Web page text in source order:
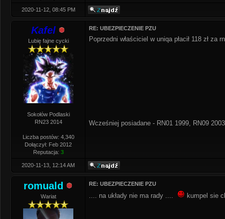
2020-11-12, 08:45 PM
Kafel
Lubię fajne cycki
Sokołów Podlaski
RN23 2014
Liczba postów: 4,340
Dołączył: Feb 2012
Reputacja: 3
RE: UBEZPIECZENIE PZU
Poprzedni właściciel w uniqa płacił 118 zł za
Wcześniej posiadane - RN01 1999, RN09
2020-11-13, 12:14 AM
romuald
Wariat
RE: UBEZPIECZENIE PZU
.... na układy nie ma rady .... kumpel sie